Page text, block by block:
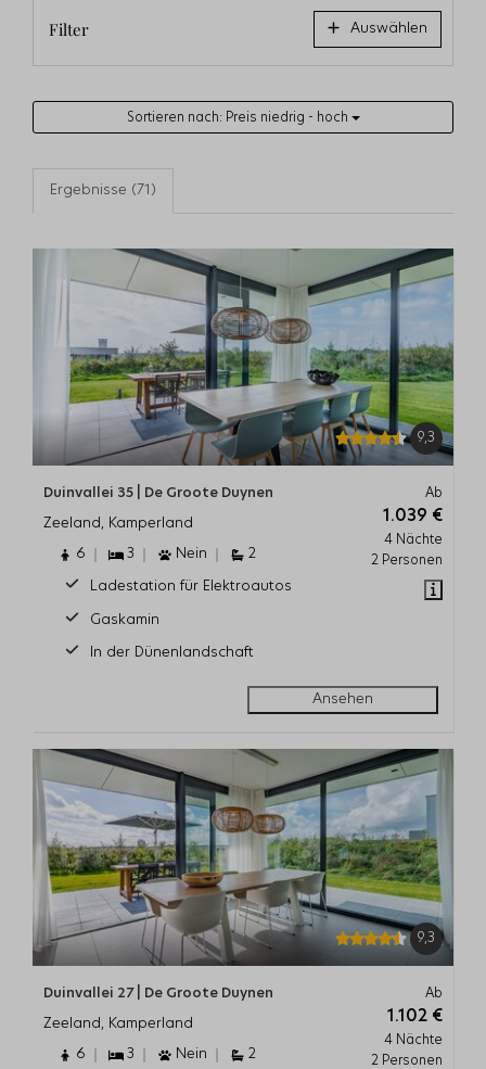
Filter Auswählen
Sortieren nach: Preis niedrig - hoch
Ergebnisse (71)
9,3
Ab
1.039 €
4 Nächte
2 Personen
Duinvallei 35 | De Groote Duynen
Zeeland, Kamperland
6 3 Nein 2
Ladestation für Elektroautos
Gaskamin
In der Dünenlandschaft
Ansehen
9,3
Ab
1.102 €
4 Nächte
2 Personen
Duinvallei 27 | De Groote Duynen
Zeeland, Kamperland
6 3 Nein 2